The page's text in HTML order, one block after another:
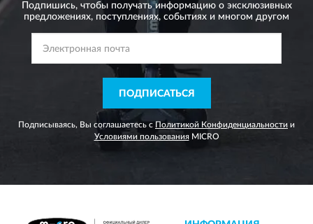
Подпишись, чтобы получать информацию о эксклюзивных
предложениях, поступлениях, событиях и многом другом
ПОДПИСАТЬСЯ
Подписываясь, Вы соглашаетесь с Политикой Конфиденциальности и
Условиями пользованияMICRO